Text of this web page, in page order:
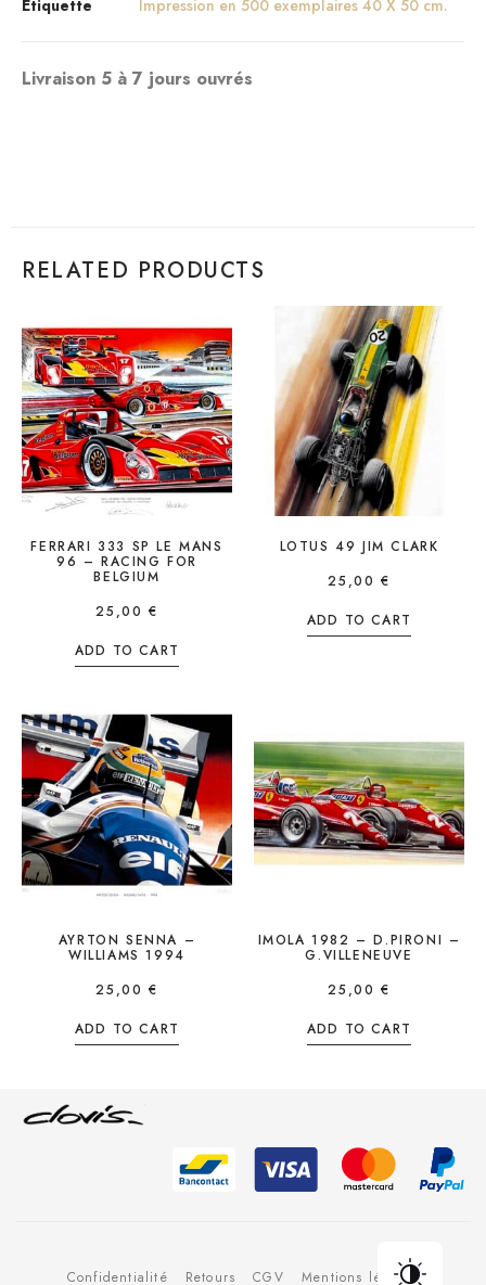
Étiquette
Impression en 500 exemplaires 40 X 50 cm.
Livraison 5 à 7 jours ouvrés
RELATED PRODUCTS
FERRARI 333 SP LE MANS
96 – RACING FOR
BELGIUM
25,00 €
ADD TO CART
LOTUS 49 JIM CLARK
25,00 €
ADD TO CART
AYRTON SENNA –
WILLIAMS 1994
25,00 €
ADD TO CART
IMOLA 1982 – D.PIRONI –
G.VILLENEUVE
25,00 €
ADD TO CART
Confidentialité Retours CGV Mentions légales